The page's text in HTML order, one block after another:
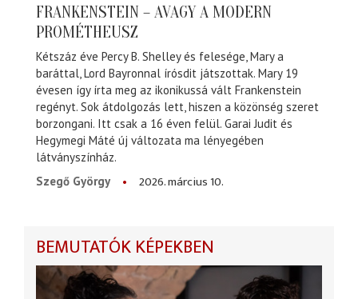
FRANKENSTEIN – AVAGY A MODERN
PROMÉTHEUSZ
Kétszáz éve Percy B. Shelley és felesége, Mary a
baráttal, Lord Bayronnal írósdit játszottak. Mary 19
évesen így írta meg az ikonikussá vált Frankenstein
regényt. Sok átdolgozás lett, hiszen a közönség szeret
borzongani. Itt csak a 16 éven felül. Garai Judit és
Hegymegi Máté új változata ma lényegében
látványszínház.
Szegő György
2026. március 10.
BEMUTATÓK KÉPEKBEN